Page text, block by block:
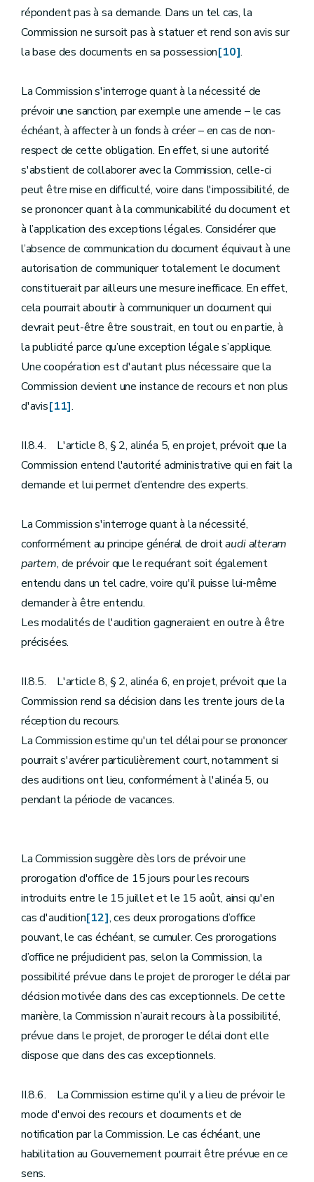
répondent pas à sa demande. Dans un tel cas, la
Commission ne sursoit pas à statuer et rend son avis sur
la base des documents en sa possession[10].
La Commission s'interroge quant à la nécessité de
prévoir une sanction, par exemple une amende – le cas
échéant, à affecter à un fonds à créer – en cas de non-
respect de cette obligation. En effet, si une autorité
s'abstient de collaborer avec la Commission, celle-ci
peut être mise en difficulté, voire dans l'impossibilité, de
se prononcer quant à la communicabilité du document et
à l’application des exceptions légales. Considérer que
l’absence de communication du document équivaut à une
autorisation de communiquer totalement le document
constituerait par ailleurs une mesure inefficace. En effet,
cela pourrait aboutir à communiquer un document qui
devrait peut-être être soustrait, en tout ou en partie, à
la publicité parce qu’une exception légale s’applique.
Une coopération est d'autant plus nécessaire que la
Commission devient une instance de recours et non plus
d'avis[11].
II.8.4. L'article 8, § 2, alinéa 5, en projet, prévoit que la
Commission entend l'autorité administrative qui en fait la
demande et lui permet d’entendre des experts.
La Commission s'interroge quant à la nécessité,
conformément au principe général de droitaudi alteram
partem, de prévoir que le requérant soit également
entendu dans un tel cadre, voire qu'il puisse lui-même
demander à être entendu.
Les modalités de l'audition gagneraient en outre à être
précisées.
II.8.5. L'article 8, § 2, alinéa 6, en projet, prévoit que la
Commission rend sa décision dans les trente jours de la
réception du recours.
La Commission estime qu'un tel délai pour se prononcer
pourrait s'avérer particulièrement court, notamment si
des auditions ont lieu, conformément à l'alinéa 5, ou
pendant la période de vacances.
La Commission suggère dès lors de prévoir une
prorogation d'office de 15 jours pour les recours
introduits entre le 15 juillet et le 15 août, ainsi qu'en
cas d'audition[12], ces deux prorogations d’office
pouvant, le cas échéant, se cumuler. Ces prorogations
d’office ne préjudicient pas, selon la Commission, la
possibilité prévue dans le projet de proroger le délai par
décision motivée dans des cas exceptionnels. De cette
manière, la Commission n’aurait recours à la possibilité,
prévue dans le projet, de proroger le délai dont elle
dispose que dans des cas exceptionnels.
II.8.6. La Commission estime qu'il y a lieu de prévoir le
mode d'envoi des recours et documents et de
notification par la Commission. Le cas échéant, une
habilitation au Gouvernement pourrait être prévue en ce
sens.